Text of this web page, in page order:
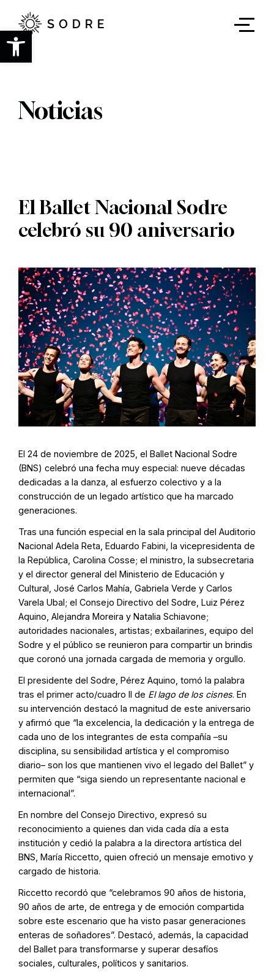
Abrir barra de herramientas
contenido
principal
Noticias
El Ballet Nacional Sodre
celebró su 90 aniversario
El 24 de noviembre de 2025, el Ballet Nacional Sodre
(BNS) celebró una fecha muy especial: nueve décadas
dedicadas a la danza, al esfuerzo colectivo y a la
construcción de un legado artístico que ha marcado
generaciones.
Tras una función especial en la sala principal del Auditorio
Nacional Adela Reta, Eduardo Fabini, la vicepresidenta de
la República, Carolina Cosse; el ministro, la subsecretaria
y el director general del Ministerio de Educación y
Cultural, José Carlos Mahía, Gabriela Verde y Carlos
Varela Ubal; el Consejo Directivo del Sodre, Luiz Pérez
Aquino, Alejandra Moreira y Natalia Schiavone;
autoridades nacionales, artistas; exbailarines, equipo del
Sodre y el público se reunieron para compartir un brindis
que coronó una jornada cargada de memoria y orgullo.
El presidente del Sodre, Pérez Aquino, tomó la palabra
tras el primer acto/cuadro II de El lago de los cisnes. En
su intervención destacó la magnitud de este aniversario
y afirmó que “la excelencia, la dedicación y la entrega de
cada uno de los integrantes de esta compañía –su
disciplina, su sensibilidad artística y el compromiso
diario– son los que mantienen vivo el legado del Ballet” y
permiten que “siga siendo un representante nacional e
internacional”.
En nombre del Consejo Directivo, expresó su
reconocimiento a quienes dan vida cada día a esta
institución y cedió la palabra a la directora artística del
BNS, María Riccetto, quien ofreció un mensaje emotivo y
cargado de historia.
Riccetto recordó que “celebramos 90 años de historia,
90 años de arte, de entrega y de emoción compartida
sobre este escenario que ha visto pasar generaciones
enteras de soñadores”. Destacó, además, la capacidad
del Ballet para transformarse y superar desafíos
sociales, culturales, políticos y sanitarios.